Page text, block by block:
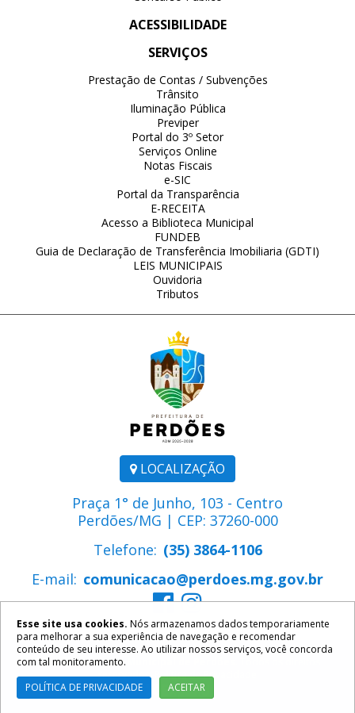
LOCALIZAÇÃO
Praça 1° de Junho, 103 - Centro
Perdões/MG | CEP: 37260-000
Telefone: (35) 3864-1106
E-mail: comunicacao@perdoes.mg.gov.br
ACESSIBILIDADE
SERVIÇOS
Prestação de Contas / Subvenções
Trânsito
Iluminação Pública
Previper
Portal do 3º Setor
Serviços Online
Notas Fiscais
e-SIC
Portal da Transparência
E-RECEITA
Acesso a Biblioteca Municipal
FUNDEB
Guia de Declaração de Transferência Imobiliaria (GDTI)
LEIS MUNICIPAIS
Ouvidoria
Tributos
2026 ©Prefeitura Municipal de Perdões
reservados. Política de Privacidade
Esse site usa cookies. Nós armazenamos dados temporariamente
para melhorar a sua experiência de navegação e recomendar
conteúdo de seu interesse. Ao utilizar nossos serviços, você concorda
com tal monitoramento.
POLÍTICA DE PRIVACIDADE
ACEITAR